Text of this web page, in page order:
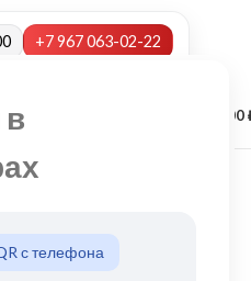
с телефона
+7 967 063-02-22
0,00